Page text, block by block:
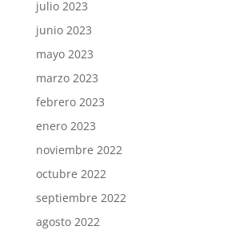
julio 2023
junio 2023
mayo 2023
marzo 2023
febrero 2023
enero 2023
noviembre 2022
octubre 2022
septiembre 2022
agosto 2022